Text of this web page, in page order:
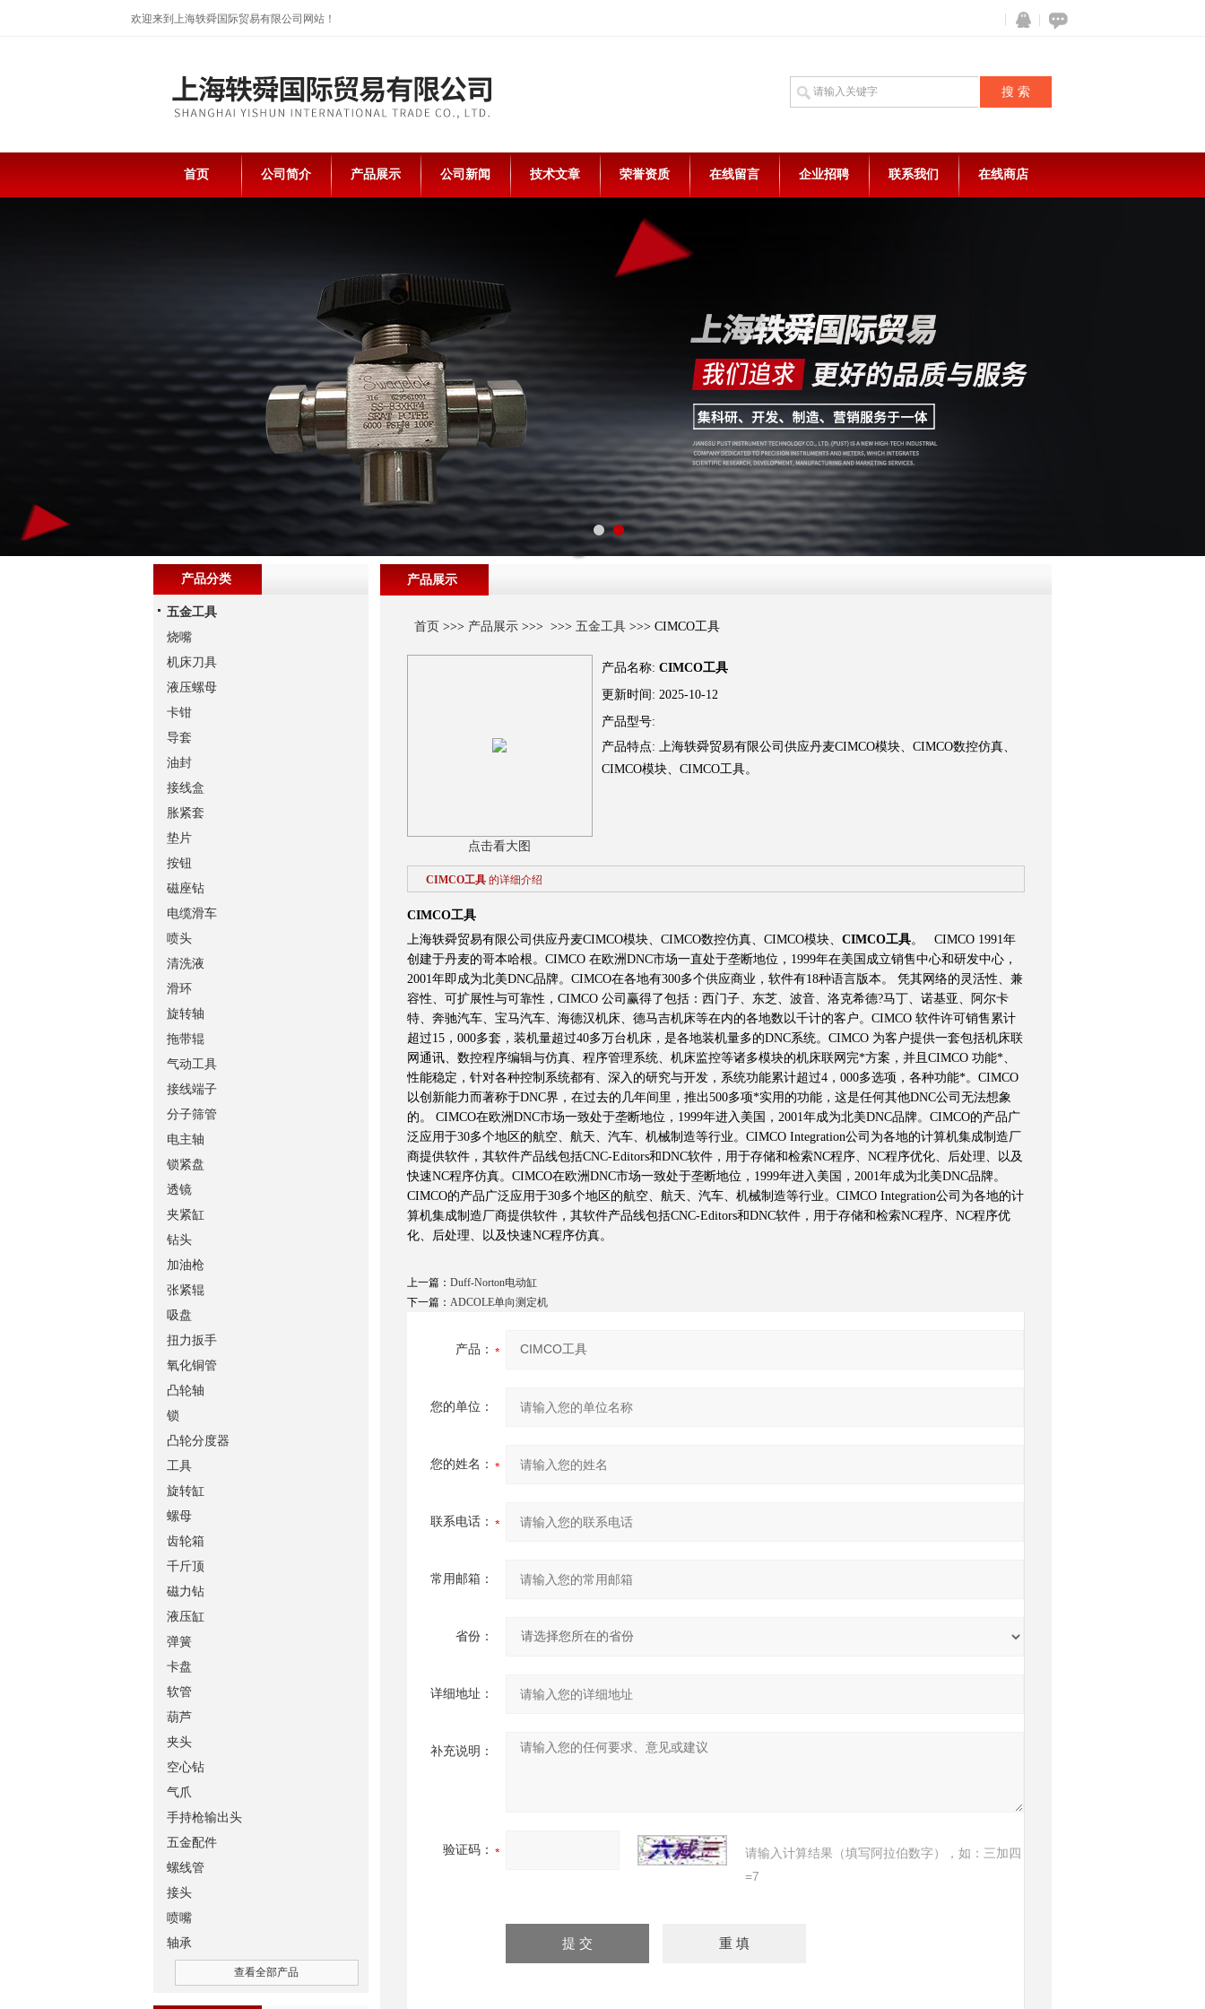
欢迎来到上海轶舜国际贸易有限公司网站！
首页 公司简介 产品展示 公司新闻 技术文章 荣誉资质 在线留言 企业招聘 联系我们 在线商店
产品展示
首页 >>> 产品展示>>> >>> 五金工具>>> CIMCO工具
点击看大图
产品名称: CIMCO工具
更新时间: 2025-10-12
产品型号:
产品特点: 上海轶舜贸易有限公司供应丹麦CIMCO模块、CIMCO数控仿真、
CIMCO模块、CIMCO工具。
CIMCO工具 的详细介绍
CIMCO工具
上海轶舜贸易有限公司供应丹麦CIMCO模块、CIMCO数控仿真、CIMCO模块、 CIMCO工具。 CIMCO 1991年
创建于丹麦的哥本哈根。CIMCO 在欧洲DNC市场一直处于垄断地位，1999年在美国成立销售中心和研发中心，
2001年即成为北美DNC品牌。CIMCO在各地有300多个供应商业，软件有18种语言版本。 凭其网络的灵活性、兼
容性、可扩展性与可靠性，CIMCO 公司赢得了包括：西门子、东芝、波音、洛克希德?马丁、诺基亚、阿尔卡
特、奔驰汽车、宝马汽车、海德汉机床、德马吉机床等在内的各地数以千计的客户。CIMCO 软件许可销售累计
超过15，000多套，装机量超过40多万台机床，是各地装机量多的DNC系统。CIMCO 为客户提供一套包括机床联
网通讯、数控程序编辑与仿真、程序管理系统、机床监控等诸多模块的机床联网完*方案，并且CIMCO 功能*、
性能稳定，针对各种控制系统都有、深入的研究与开发，系统功能累计超过4，000多选项，各种功能*。CIMCO
以创新能力而著称于DNC界，在过去的几年间里，推出500多项*实用的功能，这是任何其他DNC公司无法想象
的。 CIMCO在欧洲DNC市场一致处于垄断地位，1999年进入美国，2001年成为北美DNC品牌。CIMCO的产品广
泛应用于30多个地区的航空、航天、汽车、机械制造等行业。CIMCO Integration公司为各地的计算机集成制造厂
商提供软件，其软件产品线包括CNC-Editors和DNC软件，用于存储和检索NC程序、NC程序优化、后处理、以及
快速NC程序仿真。CIMCO在欧洲DNC市场一致处于垄断地位，1999年进入美国，2001年成为北美DNC品牌。
CIMCO的产品广泛应用于30多个地区的航空、航天、汽车、机械制造等行业。CIMCO Integration公司为各地的计
算机集成制造厂商提供软件，其软件产品线包括CNC-Editors和DNC软件，用于存储和检索NC程序、NC程序优
化、后处理、以及快速NC程序仿真。
上一篇： Duff-Norton电动缸
下一篇： ADCOLE单向测定机
产品：
您的单位：
您的姓名：
联系电话：
常用邮箱：
省份：
详细地址：
补充说明：
验证码：
请输入计算结果（填写阿拉伯数字），如：三加四
=7
产品分类
五金工具
烧嘴
机床刀具
液压螺母
卡钳
导套
油封
接线盒
胀紧套
垫片
按钮
磁座钻
电缆滑车
喷头
清洗液
滑环
旋转轴
拖带辊
气动工具
接线端子
分子筛管
电主轴
锁紧盘
透镜
夹紧缸
钻头
加油枪
张紧辊
吸盘
扭力扳手
氧化铜管
凸轮轴
锁
凸轮分度器
工具
旋转缸
螺母
齿轮箱
千斤顶
磁力钻
液压缸
弹簧
卡盘
软管
葫芦
夹头
空心钻
气爪
手持枪输出头
五金配件
螺线管
接头
喷嘴
轴承
查看全部产品